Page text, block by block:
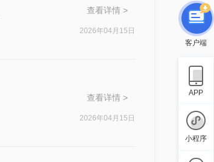
查看详情 >
2026年04月15日
查看详情 >
2026年04月15日
客户端
APP
小程序